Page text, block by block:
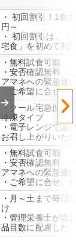
・ 初回割引！1食
円～
・ 初回割引は、「
宅食」を初めて利用
方、または6か月以
お休みされている
なります。※「好
ず」「好い日の御
外
・香り、風味、食
るよう冷蔵でお届け
・日替わりの献立
らご利用可能
・無料試食可能
・安否確認無料 ご
アマネへの緊急連絡
・ご希望に合せ、
食、アレルギーに無
・1回だけ、1食だ
もOK
・クール宅急便で
冷凍タイプ
・電子レンジで温
お召し上がりいただ
・メニューの組み
理栄養士にお任せ
・定期は通常価格
んと20％OFF！
・無料試食可能
・安否確認無料 ご
アマネへの緊急連絡
・ご希望に合せ、
食、アレルギーに無
・1回だけ、1食だ
もOK
・月～土まで毎日
け
・管理栄養士が塩
品目数に配慮した
・自社工場で厳格